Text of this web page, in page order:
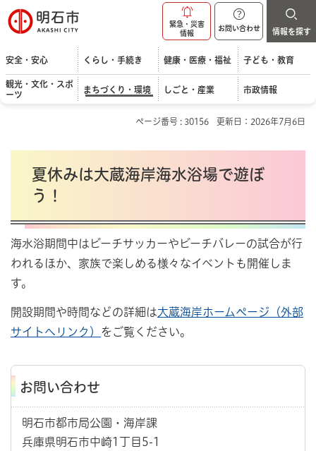
明石市
緊急・災害
情報
お問い合わせ 情報を探す
安全・安心 くらし・手続き 健康・医療・福祉 子ども・教育
観光・文化・スポ
ーツ
まちづくり・環境 しごと・産業 市政情報
ページ番号 : 30156 更新日：2026年7月6日
夏休みは大蔵海岸海水浴場で遊ぼ
う！
海水浴期間中はビーチサッカーやビーチバレーの試合が行
われるほか、家族で楽しめる様々なイベントも開催しま
す。
開設期間や時間などの詳細は大蔵海岸ホームページ（外部
サイトへリンク） をご覧ください。
お問い合わせ
明石市都市局公園・海岸課
兵庫県明石市中崎1丁目5-1